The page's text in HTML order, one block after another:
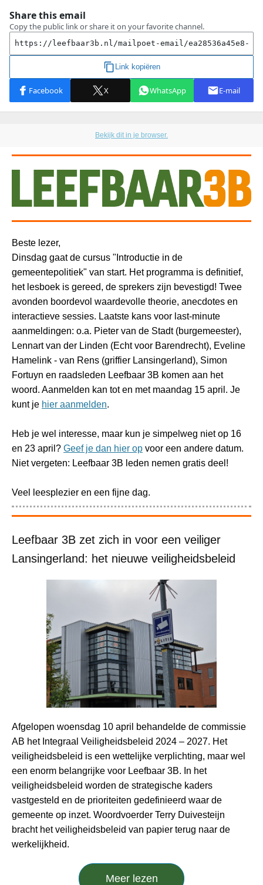
Bekijk dit in je browser.
Beste lezer,
Dinsdag gaat de cursus "Introductie in de
gemeentepolitiek" van start. Het programma is definitief,
het lesboek is gereed, de sprekers zijn bevestigd! Twee
avonden boordevol waardevolle theorie, anecdotes en
interactieve sessies. Laatste kans voor last-minute
aanmeldingen: o.a. Pieter van de Stadt (burgemeester),
Lennart van der Linden (Echt voor Barendrecht), Eveline
Hamelink - van Rens (griffier Lansingerland), Simon
Fortuyn en raadsleden Leefbaar 3B komen aan het
woord. Aanmelden kan tot en met maandag 15 april. Je
kunt je hier aanmelden.
Heb je wel interesse, maar kun je simpelweg niet op 16
en 23 april? Geef je dan hier op voor een andere datum.
Niet vergeten: Leefbaar 3B leden nemen gratis deel!
Veel leesplezier en een fijne dag.
Leefbaar 3B zet zich in voor een veiliger
Lansingerland: het nieuwe veiligheidsbeleid
Afgelopen woensdag 10 april behandelde de commissie
AB het Integraal Veiligheidsbeleid 2024 – 2027. Het
veiligheidsbeleid is een wettelijke verplichting, maar wel
een enorm belangrijke voor Leefbaar 3B. In het
veiligheidsbeleid worden de strategische kaders
vastgesteld en de prioriteiten gedefinieerd waar de
gemeente op inzet. Woordvoerder Terry Duivesteijn
bracht het veiligheidsbeleid van papier terug naar de
werkelijkheid.
Meer lezen